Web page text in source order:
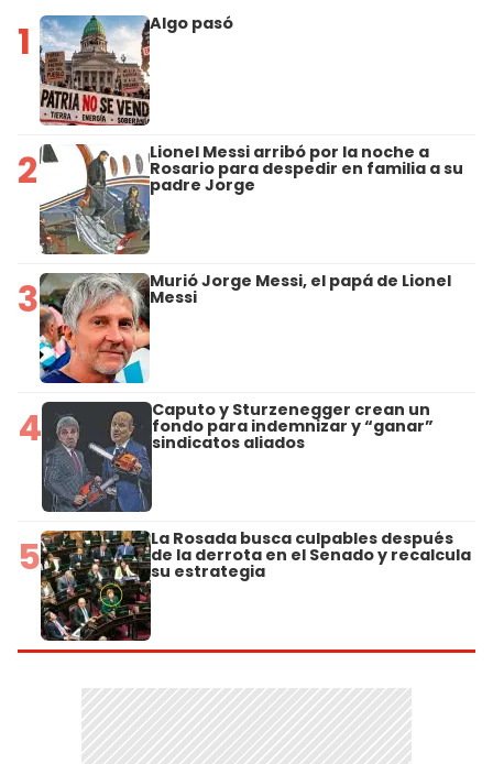
1 Algo pasó
2 Lionel Messi arribó por la noche a
Rosario para despedir en familia a su
padre Jorge
3 Murió Jorge Messi, el papá de Lionel
Messi
4 Caputo y Sturzenegger crean un
fondo para indemnizar y “ganar”
sindicatos aliados
5 La Rosada busca culpables después
de la derrota en el Senado y recalcula
su estrategia